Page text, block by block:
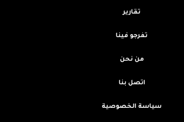
تقارير
تفرجو فينا
من نحن
اتصل بنا
سياسة الخصوصية